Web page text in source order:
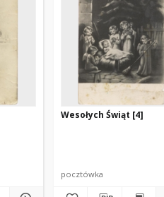
Wesołych Świąt [4]
pocztówka